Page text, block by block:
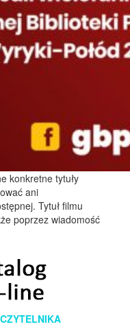
konkretne tytuły
ani
Tytuł filmu
poprzez wiadomość